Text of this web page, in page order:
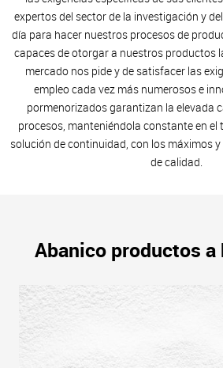
expertos del sector de la investigación y
día para hacer nuestros procesos de
capaces de otorgar a nuestros productos
mercado nos pide y de satisfacer las
empleo cada vez más numerosos e
pormenorizados garantizan la elevada
procesos, manteniéndola constante en el
solución de continuidad, con los máximos
de calidad.
Abanico productos a